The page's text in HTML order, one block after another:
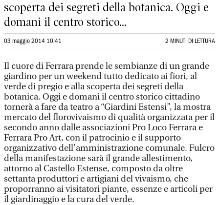
scoperta dei segreti della botanica. Oggi e
domani il centro storico...
03 maggio 2014 10:41 2 MINUTI DI LETTURA
Il cuore di Ferrara prende le sembianze di un grande
giardino per un weekend tutto dedicato ai fiori, al
verde di pregio e alla scoperta dei segreti della
botanica. Oggi e domani il centro storico cittadino
tornerà a fare da teatro a “Giardini Estensi”, la mostra
mercato del florovivaismo di qualità organizzata per il
secondo anno dalle associazioni Pro Loco Ferrara e
Ferrara Pro Art, con il patrocinio e il supporto
organizzativo dell’amministrazione comunale. Fulcro
della manifestazione sarà il grande allestimento,
attorno al Castello Estense, composto da oltre
settanta produttori e artigiani del vivaismo, che
proporranno ai visitatori piante, essenze e articoli per
il giardinaggio e la cura del verde.